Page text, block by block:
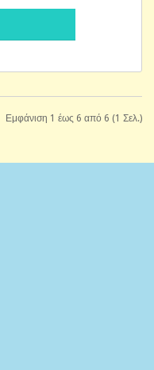
Εμφάνιση 1 έως 6 από 6 (1 Σελ.)